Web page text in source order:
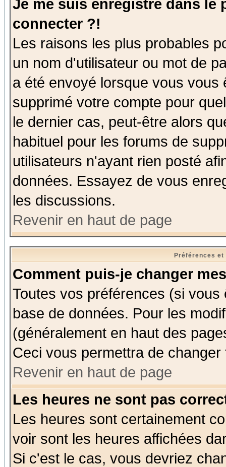
Je me suis enregistré dans le
connecter ?!
Les raisons les plus probables
un nom d'utilisateur ou mot de
a été envoyé lorsque vous
supprimé votre compte pour
le dernier cas, peut-être alors
habituel pour les forums de
utilisateurs n'ayant rien posté
données. Essayez de vous
les discussions.
Revenir en haut de page
Préférences
Comment puis-je changer
Toutes vos préférences (si
base de données. Pour les
(généralement en haut des
Ceci vous permettra de
Revenir en haut de page
Les heures ne sont pas
Les heures sont certainement
voir sont les heures affichées
Si c'est le cas, vous devriez